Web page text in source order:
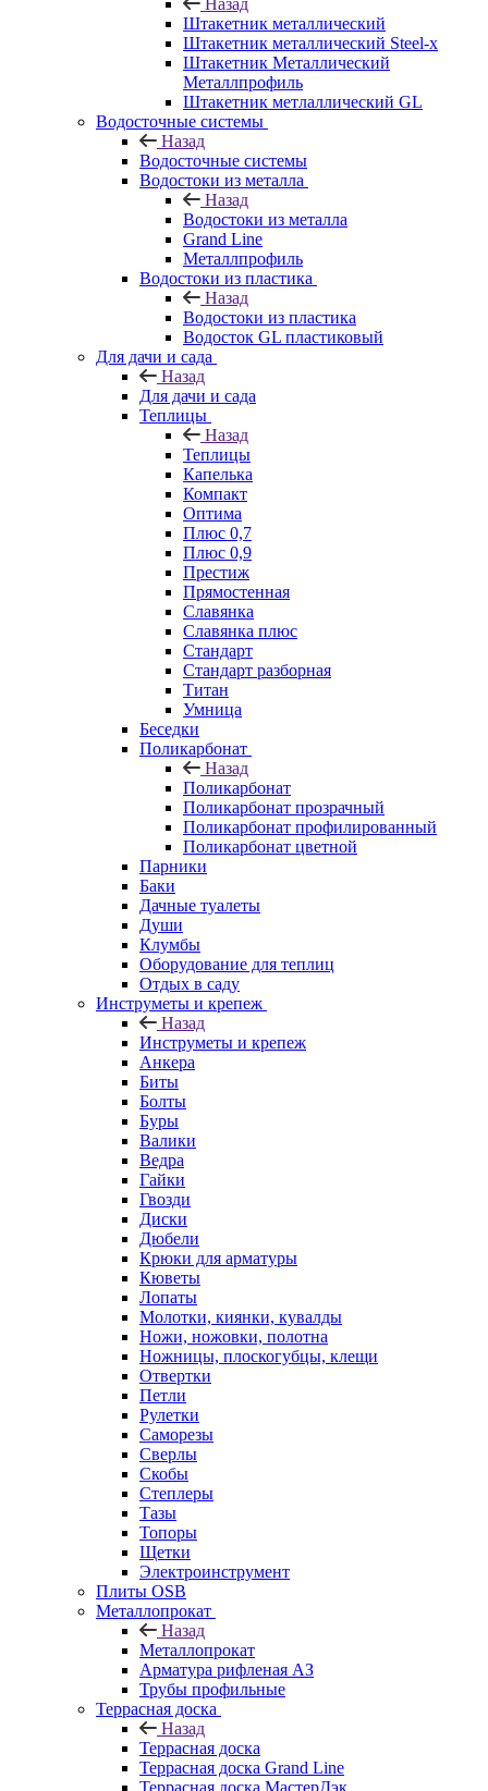
Назад
Штакетник металлический
Штакетник металлический Steel-x
Штакетник Металлический
Металлпрофиль
Штакетник метлаллический GL
Водосточные системы
Назад
Водосточные системы
Водостоки из металла
Назад
Водостоки из металла
Grand Line
Металлпрофиль
Водостоки из пластика
Назад
Водостоки из пластика
Водосток GL пластиковый
Для дачи и сада
Назад
Для дачи и сада
Теплицы
Назад
Теплицы
Капелька
Компакт
Оптима
Плюс 0,7
Плюс 0,9
Престиж
Прямостенная
Славянка
Славянка плюс
Стандарт
Стандарт разборная
Титан
Умница
Беседки
Поликарбонат
Назад
Поликарбонат
Поликарбонат прозрачный
Поликарбонат профилированный
Поликарбонат цветной
Парники
Баки
Дачные туалеты
Души
Клумбы
Оборудование для теплиц
Отдых в саду
Инструметы и крепеж
Назад
Инструметы и крепеж
Анкера
Биты
Болты
Буры
Валики
Ведра
Гайки
Гвозди
Диски
Дюбели
Крюки для арматуры
Кюветы
Лопаты
Молотки, киянки, кувалды
Ножи, ножовки, полотна
Ножницы, плоскогубцы, клещи
Отвертки
Петли
Рулетки
Саморезы
Сверлы
Скобы
Степлеры
Тазы
Топоры
Щетки
Электроинструмент
Плиты OSB
Металлопрокат
Назад
Металлопрокат
Арматура рифленая АЗ
Трубы профильные
Террасная доска
Назад
Террасная доска
Террасная доска Grand Line
Террасная доска МастерДэк